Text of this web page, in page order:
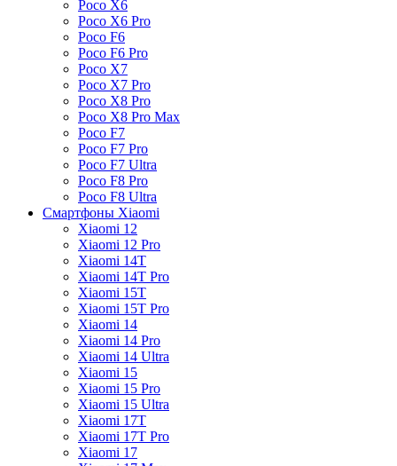
Poco X6
Poco X6 Pro
Poco F6
Poco F6 Pro
Poco X7
Poco X7 Pro
Poco X8 Pro
Poco X8 Pro Max
Poco F7
Poco F7 Pro
Poco F7 Ultra
Poco F8 Pro
Poco F8 Ultra
Смартфоны Xiaomi
Xiaomi 12
Xiaomi 12 Pro
Xiaomi 14T
Xiaomi 14T Pro
Xiaomi 15T
Xiaomi 15T Pro
Xiaomi 14
Xiaomi 14 Pro
Xiaomi 14 Ultra
Xiaomi 15
Xiaomi 15 Pro
Xiaomi 15 Ultra
Xiaomi 17T
Xiaomi 17T Pro
Xiaomi 17